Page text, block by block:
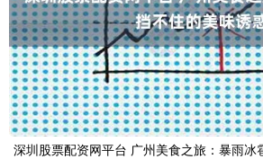
深圳股票配资网平台 广州美食之旅：暴雨冰